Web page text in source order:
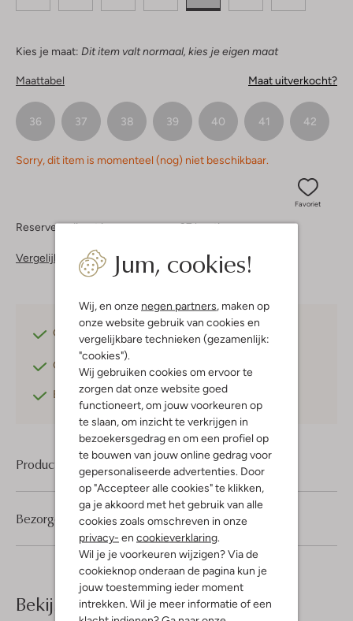
Jum, cookies!
Wij, en onze negen partners, maken op
onze website gebruik van cookies en
vergelijkbare technieken (gezamenlijk:
"cookies").
Wij gebruiken cookies om ervoor te
zorgen dat onze website goed
functioneert, om jouw voorkeuren op
te slaan, om inzicht te verkrijgen in
bezoekersgedrag en om een profiel op
te bouwen van jouw online gedrag voor
gepersonaliseerde advertenties. Door
op "Accepteer alle cookies" te klikken,
ga je akkoord met het gebruik van alle
cookies zoals omschreven in onze
privacy- en cookieverklaring.
Wil je je voorkeuren wijzigen? Via de
cookieknop onderaan de pagina kun je
jouw toestemming ieder moment
intrekken. Wil je meer informatie of een
Kies je maat: Dit item valt normaal, kies je eigen maat
Maattabel Maat uitverkocht?
36 37 38 39 40 41 42
Sorry, dit item is momenteel (nog) niet beschikbaar.
Favoriet
Reserveer direct in een van onze 37 boutiques
Vergelijkbare items
Gratis verzending vanaf €75,-
Gratis retourneren
Betaal achterafmet Klarna
Product informatie
Bezorgen & retourneren
Bekijk meer